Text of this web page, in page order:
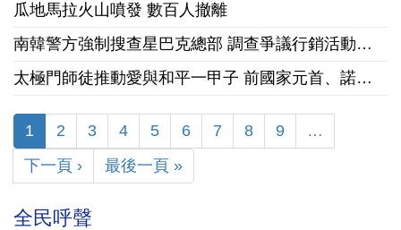
瓜地馬拉火山噴發 數百人撤離
南韓警方強制搜查星巴克總部 調查爭議行銷活動「坦克日」
太極門師徒推動愛與和平一甲子 前國家元首、諾貝爾和平獎獲獎組織領袖來台祝賀
1 2 3 4 5 6 7 8 9
…
下一頁 ›
最後一頁 »
全民呼聲